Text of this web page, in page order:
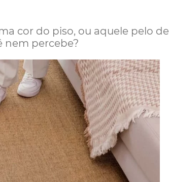
cor do piso, ou aquele pelo de
nem percebe?